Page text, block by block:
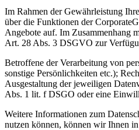
Im Rahmen der Gewährleistung
über die Funktionen der
Angebote auf. Im Zusammenhang
Art. 28 Abs. 3 DSGVO zur
Betroffene der Verarbeitung von
sonstige Persönlichkeiten etc.);
Ausgestaltung der jeweiligen
Abs. 1 lit. f DSGO oder eine
Weitere Informationen zum
nutzen können, können wir Ihnen